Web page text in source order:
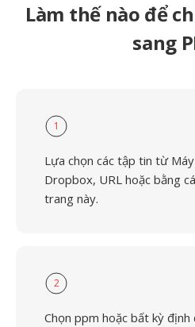
Làm thế nào để
sang
1
Lựa chọn các tập tin từ
Dropbox, URL hoặc bằng
trang này.
2
Chọn ppm hoặc bất kỳ định